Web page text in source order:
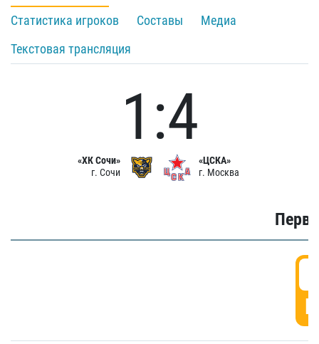
Статистика игроков
Составы
Медиа
Текстовая трансляция
«ХК Сочи»
г. Сочи
1:4
«ЦСКА»
г. Москва